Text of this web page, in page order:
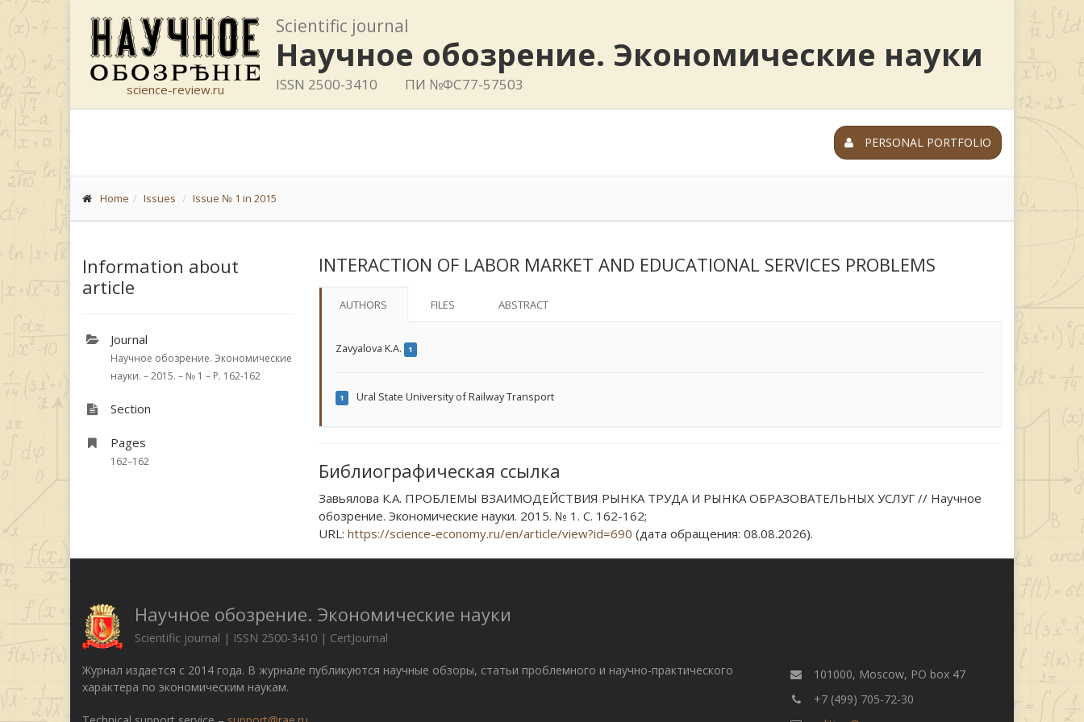
science-review.ru
Scientific journal
Научное обозрение. Экономические науки
ISSN 2500-3410 ПИ №ФС77-57503
PERSONAL PORTFOLIO
Home Issues Issue № 1 in 2015
Information about
article
Journal
Научное обозрение. Экономические
науки. – 2015. – № 1 – P. 162-162
Section
Pages
162–162
INTERACTION OF LABOR MARKET AND EDUCATIONAL SERVICES PROBLEMS
AUTHORS FILES ABSTRACT
Zavyalova K.A. 1
1 Ural State University of Railway Transport
Библиографическая ссылка
Завьялова К.А. ПРОБЛЕМЫ ВЗАИМОДЕЙСТВИЯ РЫНКА ТРУДА И РЫНКА ОБРАЗОВАТЕЛЬНЫХ УСЛУГ // Научное
обозрение. Экономические науки. 2015. № 1. С. 162-162;
URL: https://science-economy.ru/en/article/view?id=690 (дата обращения: 08.08.2026).
Научное обозрение. Экономические науки
Scientific journal | ISSN 2500-3410 | CertJournal
Журнал издается с 2014 года. В журнале публикуются научные обзоры, статьи проблемного и научно-практического
характера по экономическим наукам.
101000, Moscow, PO box 47
+7 (499) 705-72-30